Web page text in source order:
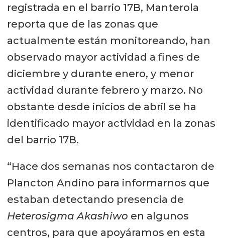
registrada en el barrio 17B, Manterola
reporta que de las zonas que
actualmente están monitoreando, han
observado mayor actividad a fines de
diciembre y durante enero, y menor
actividad durante febrero y marzo. No
obstante desde inicios de abril se ha
identificado mayor actividad en la zonas
del barrio 17B.
“Hace dos semanas nos contactaron de
Plancton Andino para informarnos que
estaban detectando presencia de
Heterosigma Akashiwo en algunos
centros, para que apoyáramos en esta